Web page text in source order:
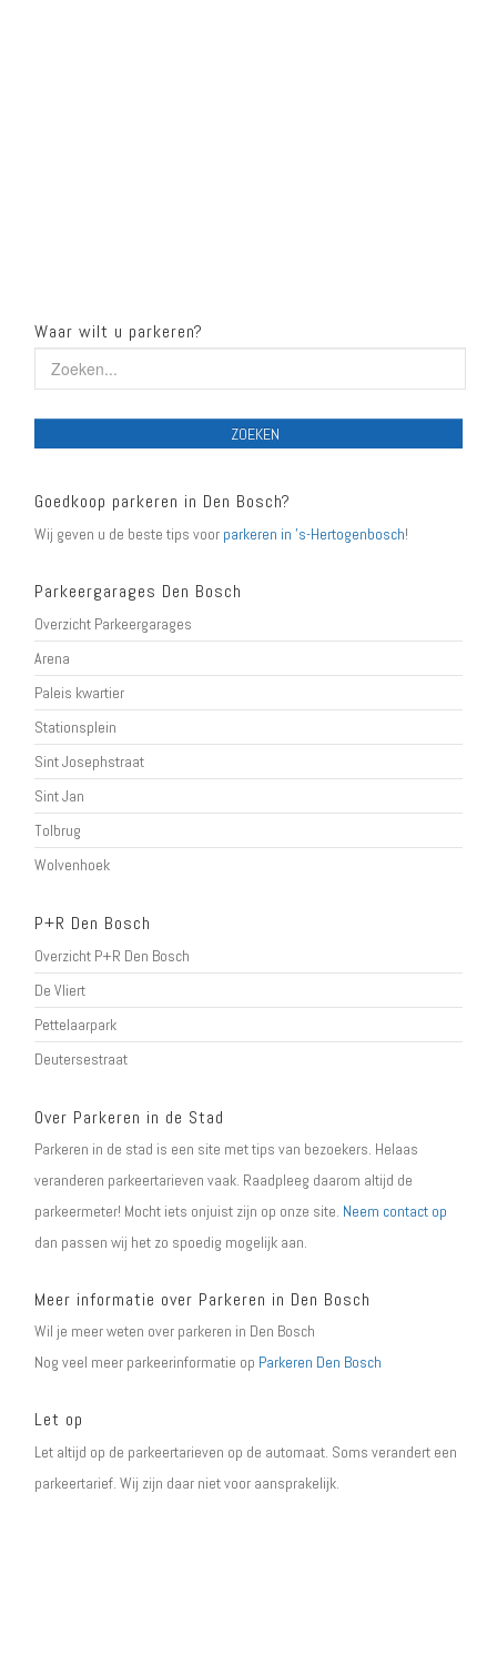
Waar wilt u parkeren?
ZOEKEN
Goedkoop parkeren in Den Bosch?
Wij geven u de beste tips voor parkeren in 's-Hertogenbosch!
Parkeergarages Den Bosch
Overzicht Parkeergarages
Arena
Paleis kwartier
Stationsplein
Sint Josephstraat
Sint Jan
Tolbrug
Wolvenhoek
P+R Den Bosch
Overzicht P+R Den Bosch
De Vliert
Pettelaarpark
Deutersestraat
Over Parkeren in de Stad
Parkeren in de stad is een site met tips van bezoekers. Helaas
veranderen parkeertarieven vaak. Raadpleeg daarom altijd de
parkeermeter! Mocht iets onjuist zijn op onze site. Neem contact op
dan passen wij het zo spoedig mogelijk aan.
Meer informatie over Parkeren in Den Bosch
Wil je meer weten over parkeren in Den Bosch
Nog veel meer parkeerinformatie op Parkeren Den Bosch
Let op
Let altijd op de parkeertarieven op de automaat. Soms verandert een
parkeertarief. Wij zijn daar niet voor aansprakelijk.